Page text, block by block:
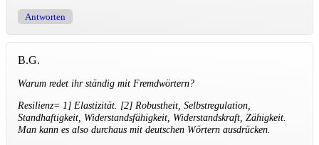
Antworten
B.G.
Warum redet ihr ständig mit Fremdwörtern?
Resilienz= 1] Elastizität. [2] Robustheit, Selbstregulation,
Standhaftigkeit, Widerstandsfähigkeit, Widerstandskraft, Zähigkeit.
Man kann es also durchaus mit deutschen Wörtern ausdrücken.